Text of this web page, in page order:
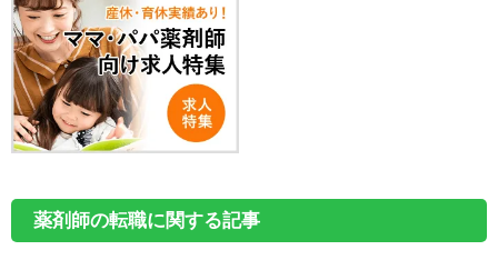
薬剤師の転職に関する記事